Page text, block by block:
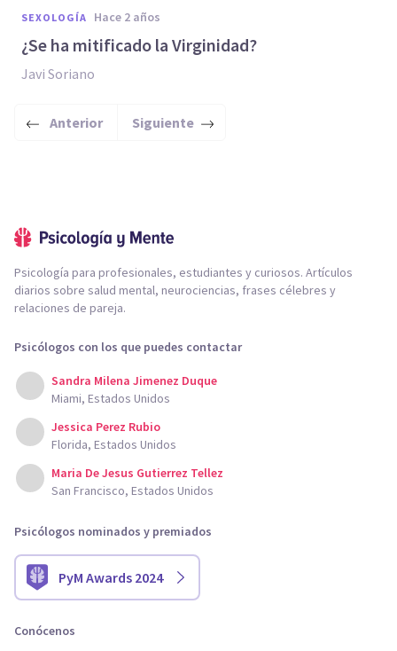
SEXOLOGÍA hace 2 años
¿Se ha mitificado la Virginidad?
Javi Soriano
Anterior Siguiente
Psicología para profesionales, estudiantes y curiosos. Artículos
diarios sobre salud mental, neurociencias, frases célebres y
relaciones de pareja.
Psicólogos con los que puedes contactar
Sandra Milena Jimenez Duque
Miami, Estados Unidos
Jessica Perez Rubio
Florida, Estados Unidos
Maria De Jesus Gutierrez Tellez
San Francisco, Estados Unidos
Psicólogos nominados y premiados
PyM Awards 2024
Conócenos